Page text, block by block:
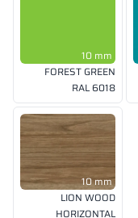
10 mm
FOREST GREEN
RAL 6018
10 mm
LION WOOD
HORIZONTAL